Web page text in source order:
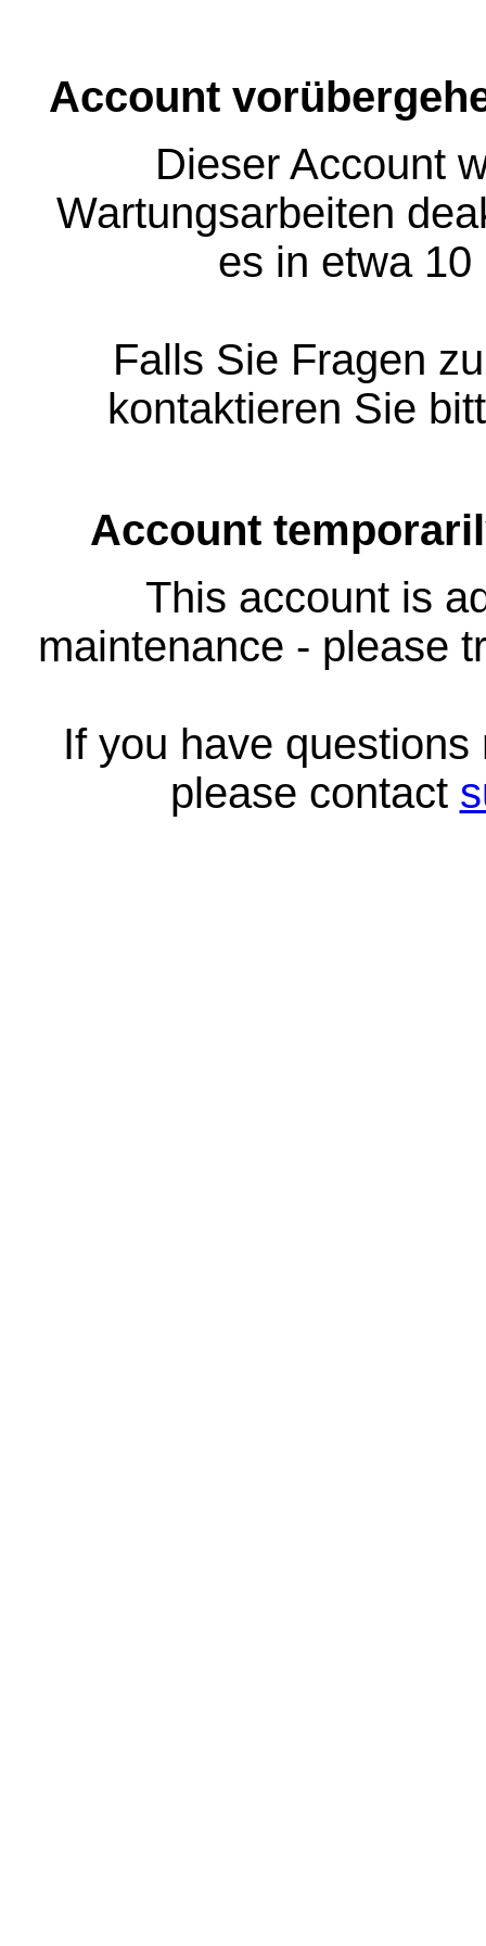
Account
Dieser Account
Wartungsarbeiten
es in etwa
Falls Sie Fragen
kontaktieren Sie
Account
This account is
maintenance - please
If you have
please contact